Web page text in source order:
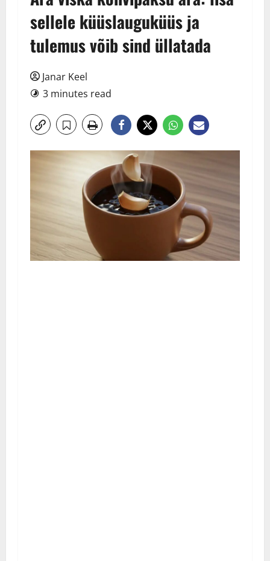
sellele küüslauguküüs ja
tulemus võib sind üllatada
Janar Keel
3 minutes read